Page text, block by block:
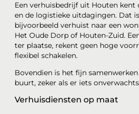
Een verhuisbedrijf uit Houten kent
en de logistieke uitdagingen. Dat
bijvoorbeeld verhuist naar een
Het Oude Dorp of Houten-Zuid.
ter plaatse, rekent geen hoge
flexibel schakelen.
Bovendien is het fijn
buurt, zeker als er iets
Verhuisdiensten op maat